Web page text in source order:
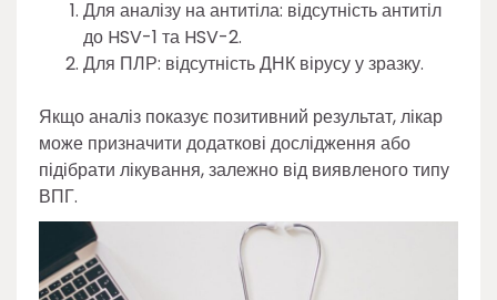
Для аналізу на антитіла: відсутність антитіл
до HSV-1 та HSV-2.
Для ПЛР: відсутність ДНК вірусу у зразку.
Якщо аналіз показує позитивний результат, лікар
може призначити додаткові дослідження або
підібрати лікування, залежно від виявленого типу
ВПГ.